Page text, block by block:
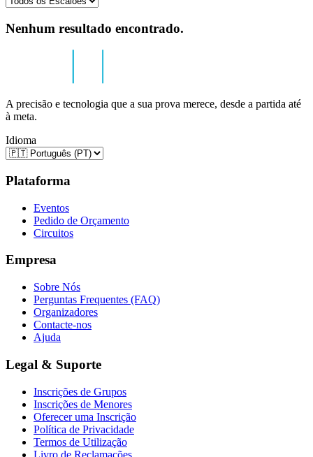
Nenhum resultado encontrado.
A precisão e tecnologia que a sua prova merece, desde a partida até
à meta.
Idioma
Plataforma
Eventos
Pedido de Orçamento
Circuitos
Empresa
Sobre Nós
Perguntas Frequentes (FAQ)
Organizadores
Contacte-nos
Ajuda
Legal & Suporte
Inscrições de Grupos
Inscrições de Menores
Oferecer uma Inscrição
Política de Privacidade
Termos de Utilização
Livro de Reclamações